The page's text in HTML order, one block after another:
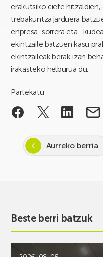
erakutsiko diete
trebakuntza jarduera
enpresa-sorrera eta -
ekintzaile batzuen kasu
ekintzaileak berak izan
irakasteko helburua du.
Partekatu
Aurreko berria
Beste berri batzuk